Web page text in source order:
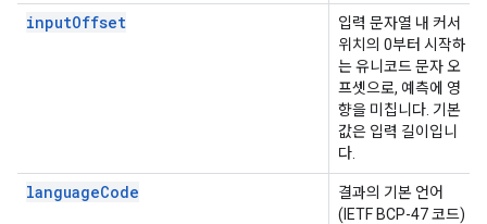
inputOffset
입력 문자열 내 커서
위치의 0부터 시작하
는 유니코드 문자 오
프셋으로, 예측에 영
향을 미칩니다. 기본
값은 입력 길이입니
다.
languageCode
결과의 기본 언어
(IETF BCP-47 코드)